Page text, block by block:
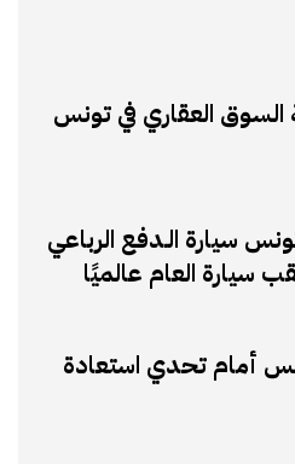
العقاري في تونس
سيارة الـدفع الرباعي
أمام تحدي استعادة